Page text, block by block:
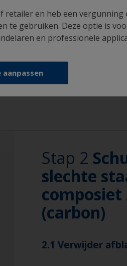
Professionele tips
dat de romp niet
Door de
andere
Benodigdheden die u
Spons en/of
Nitryl
Overalls
Stap 2
slechte
(carbon)
2.1 Verwijder
retailer en heb een vergunning
te gebruiken. Deze optie is
en professionele
aanpassen